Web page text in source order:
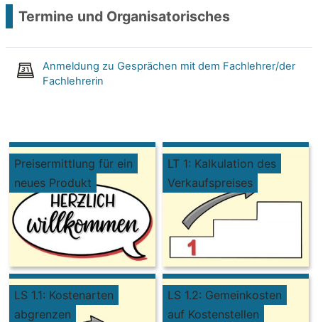
Termine und Organisatorisches
Anmeldung zu Gesprächen mit dem Fachlehrer/der
Fachlehrerin
Preisermittlung für ein
neues Produkt
LT 1: Kalkulation des
Verkaufspreises
LS 1.1: Kostenarten
abgrenzen
LS 1.2: Gemeinkosten
auf Kostenstellen